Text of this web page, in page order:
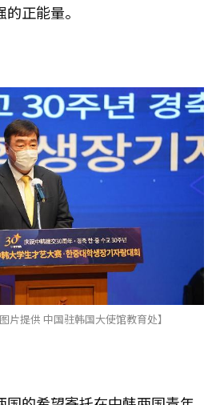
正能量。
片提供 中国驻韩国大使馆教育处】